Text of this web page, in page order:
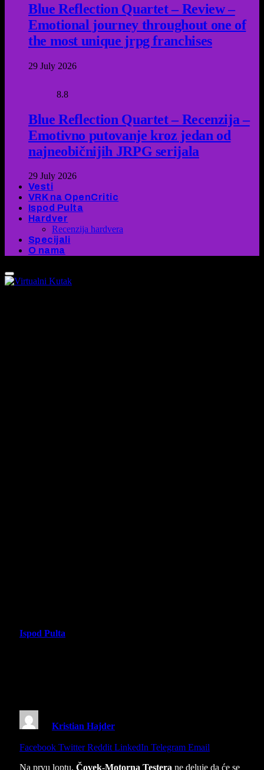
Blue Reflection Quartet – Review –
Emotional journey throughout one of
the most unique jrpg franchises
29 July 2026
8.8
Blue Reflection Quartet – Recenzija –
Emotivno putovanje kroz jedan od
najneobičnijih JRPG serijala
29 July 2026
Vesti
VRK na OpenCritic
Ispod Pulta
Hardver
Recenzija hardvera
Specijali
O nama
Ispod Pulta
Kristian Hajder
Facebook Twitter Reddit LinkedIn Telegram Email
Na prvu loptu, Čovek-Motorna Testera ne deluje da će se